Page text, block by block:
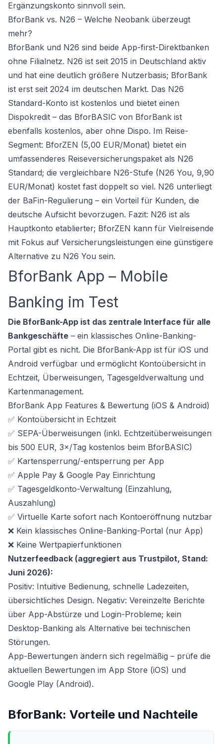
Ergänzungskonto sinnvoll sein.
BforBank vs. N26 – Welche Neobank überzeugt
mehr?
BforBank und N26 sind beide App-first-Direktbanken
ohne Filialnetz. N26 ist seit 2015 in Deutschland aktiv
und hat eine deutlich größere Nutzerbasis; BforBank
ist erst seit 2024 im deutschen Markt. Das N26
Standard-Konto ist kostenlos und bietet einen
Dispokredit – das BforBASIC von BforBank ist
ebenfalls kostenlos, aber ohne Dispo. Im Reise-
Segment: BforZEN (5,00 EUR/Monat) bietet ein
umfassenderes Reiseversicherungspaket als N26
Standard; die vergleichbare N26-Stufe (N26 You, 9,90
EUR/Monat) kostet fast doppelt so viel. N26 unterliegt
der BaFin-Regulierung – ein Vorteil für Kunden, die
deutsche Aufsicht bevorzugen. Fazit: N26 ist als
Hauptkonto etablierter; BforZEN kann für Vielreisende
mit Fokus auf Versicherungsleistungen eine günstigere
Alternative zu N26 You sein.
BforBank App – Mobile
Banking im Test
Die BforBank-App ist das zentrale Interface für alle
Bankgeschäfte – ein klassisches Online-Banking-
Portal gibt es nicht. Die BforBank-App ist für iOS und
Android verfügbar und ermöglicht Kontoübersicht in
Echtzeit, Überweisungen, Tagesgeldverwaltung und
Kartenmanagement.
BforBank App Features & Bewertung (iOS & Android)
✅ Kontoübersicht in Echtzeit
✅ SEPA-Überweisungen (inkl. Echtzeitüberweisungen
bis 500 EUR, 3×/Tag kostenlos beim BforBASIC)
✅ Kartensperrung/-entsperrung per App
✅ Apple Pay & Google Pay Einrichtung
✅ Tagesgeldkonto-Verwaltung (Einzahlung,
Auszahlung)
✅ Virtuelle Karte sofort nach Kontoeröffnung nutzbar
❌ Kein klassisches Online-Banking-Portal (nur App)
❌ Keine Wertpapierfunktionen
Nutzerfeedback (aggregiert aus Trustpilot, Stand:
Juni 2026):
Positiv: Intuitive Bedienung, schnelle Ladezeiten,
übersichtliches Design. Negativ: Vereinzelte Berichte
über App-Abstürze und Login-Probleme; kein
Desktop-Banking als Alternative bei technischen
Störungen.
App-Bewertungen ändern sich regelmäßig – prüfe die
aktuellen Bewertungen im App Store (iOS) und
Google Play (Android).
BforBank: Vorteile und Nachteile